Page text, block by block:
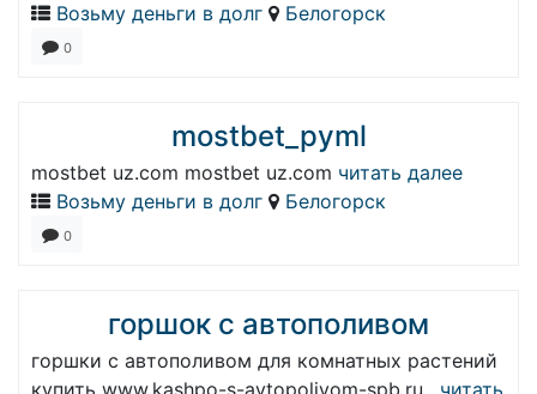
Возьму деньги в долг
Белогорск
0
mostbet_pyml
mostbet uz.com mostbet uz.com читать далее
Возьму деньги в долг
Белогорск
0
горшок с автополивом
горшки с автополивом для комнатных растений
купить www.kashpo-s-avtopolivom-spb.ru . читать